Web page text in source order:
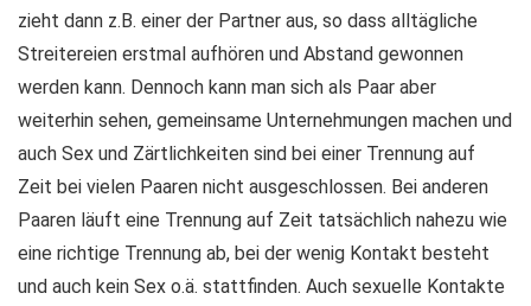
zieht dann z.B. einer der Partner aus, so dass alltägliche
Streitereien erstmal aufhören und Abstand gewonnen
werden kann. Dennoch kann man sich als Paar aber
weiterhin sehen, gemeinsame Unternehmungen machen und
auch Sex und Zärtlichkeiten sind bei einer Trennung auf
Zeit bei vielen Paaren nicht ausgeschlossen. Bei anderen
Paaren läuft eine Trennung auf Zeit tatsächlich nahezu wie
eine richtige Trennung ab, bei der wenig Kontakt besteht
und auch kein Sex o.ä. stattfinden. Auch sexuelle Kontakte